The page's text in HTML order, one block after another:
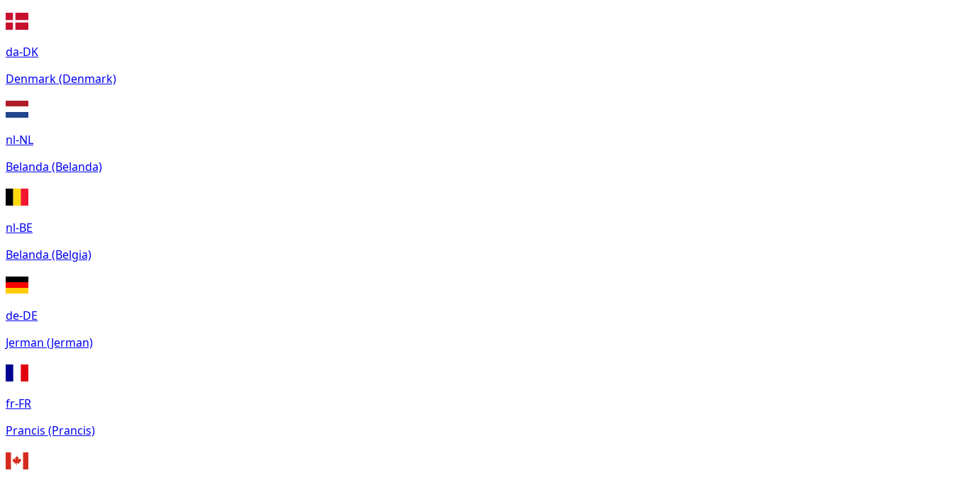
da-DK
Denmark (Denmark)
nl-NL
Belanda (Belanda)
nl-BE
Belanda (Belgia)
de-DE
Jerman (Jerman)
fr-FR
Prancis (Prancis)